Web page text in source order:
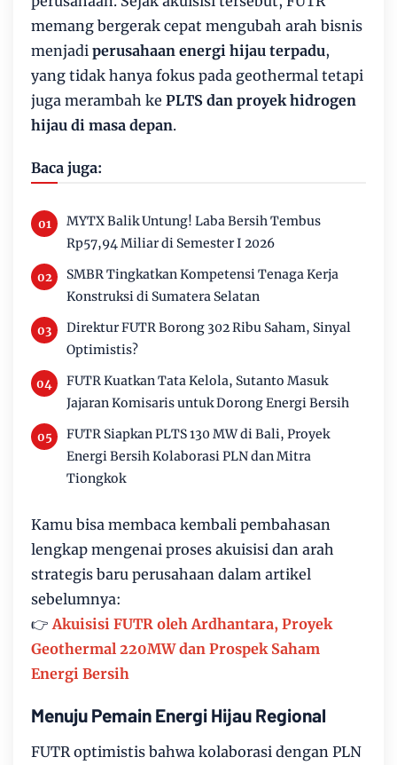
memang bergerak cepat mengubah arah bisnis
menjadi perusahaan energi hijau terpadu,
yang tidak hanya fokus pada geothermal tetapi
juga merambah ke PLTS dan proyek hidrogen
hijau di masa depan.
Baca juga:
MYTX Balik Untung! Laba Bersih Tembus
Rp57,94 Miliar di Semester I 2026
SMBR Tingkatkan Kompetensi Tenaga Kerja
Konstruksi di Sumatera Selatan
Direktur FUTR Borong 302 Ribu Saham, Sinyal
Optimistis?
FUTR Kuatkan Tata Kelola, Sutanto Masuk
Jajaran Komisaris untuk Dorong Energi Bersih
FUTR Siapkan PLTS 130 MW di Bali, Proyek
Energi Bersih Kolaborasi PLN dan Mitra
Tiongkok
Kamu bisa membaca kembali pembahasan
lengkap mengenai proses akuisisi dan arah
strategis baru perusahaan dalam artikel
sebelumnya:
👉Akuisisi FUTR oleh Ardhantara, Proyek
Geothermal 220MW dan Prospek Saham
Energi Bersih
Menuju Pemain Energi Hijau Regional
FUTR optimistis bahwa kolaborasi dengan PLN